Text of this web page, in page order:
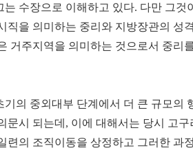
수장으로 이해하고 있다. 다만 그
을 의미하는 중리와 지방장관의
주지역을 의미하는 것으로서 중
의 중외대부 단계에서 더 큰 규모
시 되는데, 이에 대해서는 당시 고
의 조직이동을 상정하고 그러한